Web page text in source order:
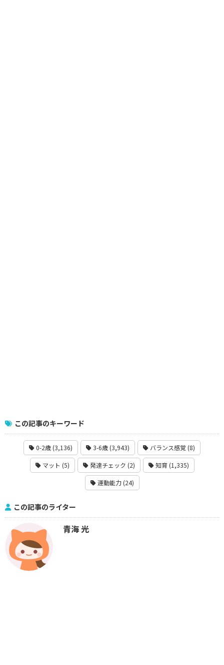
この記事のキーワード
0-2歳 (3,136) 3-6歳 (3,943) バランス感覚 (8)
マット (5) 発達チェック (2) 知育 (1,335)
運動能力 (24)
この記事のライター
青海 光